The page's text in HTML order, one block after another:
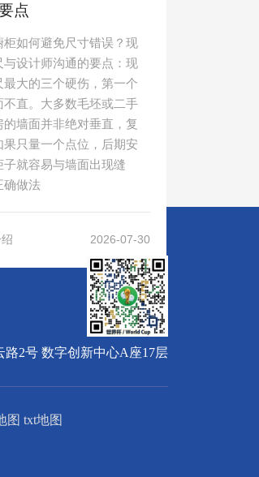
点
柜如何避免尺寸错误？现
与设计师沟通的要点：现
最大的三个硬伤，第一个
不直。大多数毛坯或二手
的墙面并非绝对垂直，复
果只量一个点位，后期安
子就容易与墙面出现缝
确做法
2026-07-30
2号 数字创新中心A座17层
图 txt地图